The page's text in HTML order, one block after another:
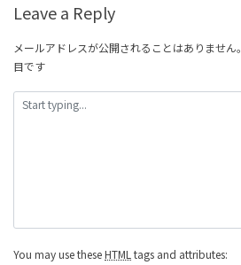
記
事
へ
の
Leave a Reply
メールアドレスが公開されることはありません。
目です
You may use theseHTML tags and attributes: